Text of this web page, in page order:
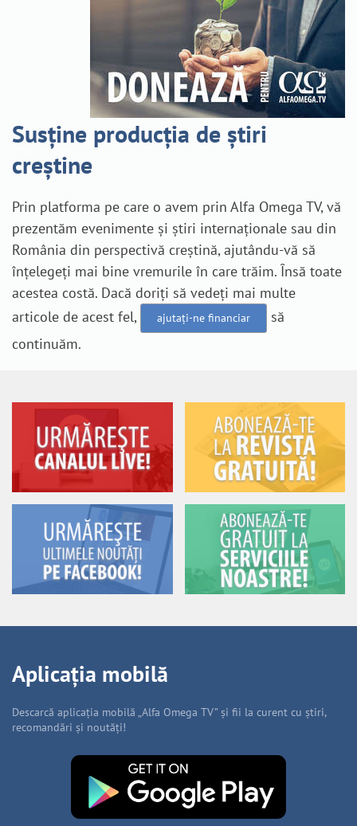
Susține producția de știri
creștine
Prin platforma pe care o avem prin Alfa Omega TV, vă
prezentăm evenimente și știri internaționale sau din
România din perspectivă creștină, ajutându-vă să
înțelegeți mai bine vremurile în care trăim. Însă toate
acestea costă. Dacă doriți să vedeți mai multe
articole de acest fel,
ajutați-ne financiar
să
continuăm.
Aplicația mobilă
Descarcă aplicația mobilă „Alfa Omega TV” și fii la curent cu știri,
recomandări și noutăți!